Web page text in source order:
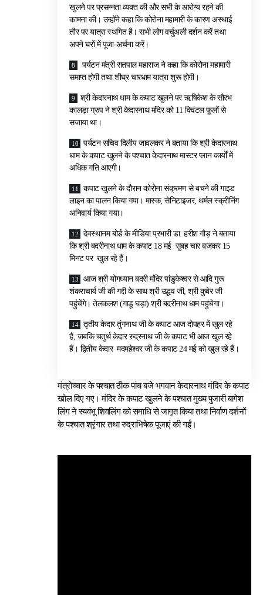
खुलने पर प्रसन्नता व्यक्त की और सभी के आरोग्य रहने की
कामना की। उन्होंने कहा कि कोरोना महामारी के कारण अस्थाई
तौर पर यात्रा स्थगित है। सभी लोग वर्चुअली दर्शन करें तथा
अपने घरों में पूजा-अर्चना करें।
पर्यटन मंत्री सतपाल महाराज ने कहा कि कोरोना महामारी
समाप्त होगी तथा शीघ्र चारधाम यात्रा शुरू होगी।
श्री केदारनाथ धाम के कपाट खुलने पर ऋषिकेश के सौरभ
कालड़ा ग्रुप ने श्री केदारनाथ मंदिर को 11 क्विंटल फूलों से
सजाया था।
पर्यटन सचिव दिलीप जावलकर ने बताया कि श्री केदारनाथ
धाम के कपाट खुलने के पश्चात केदारनाथ मास्टर प्लान कार्यों में
अधिक गति आएगी।
कपाट खुलने के दौरान कोरोना संक्रमण से बचने की गाइड
लाइन का पालन किया गया। मास्क, सेनिटाइजर, थर्मल स्क्रीनिंग
अनिवार्य किया गया।
देवस्थानम बोर्ड के मीडिया प्रभारी डा. हरीश गौड़ ने बताया
कि श्री बदरीनाथ धाम के कपाट 18 मई सुबह चार बजकर 15
मिनट पर खुल रहे हैं।
आज श्री योगध्यान बदरी मंदिर पांडुकेश्वर से आदि गुरू
शंकराचार्य जी की गद्दी के साथ श्री उद्धव जी, श्री कुबेर जी
पहुंचेंगे। तेलकलश (गाडू घड़ा) श्री बदरीनाथ धाम पहुंचेगा।
तृतीय केदार तुंगनाथ जी के कपाट आज दोपहर में खुल रहे
हैं, जबकि चतुर्थ केदार रुद्रनाथ जी के कपाट भी आज खुल रहे
हैं। द्वितीय केदार मदमहेश्वर जी के कपाट 24 मई को खुल रहे हैं।
मंत्रोच्चार के पश्चात ठीक पांच बजे भगवान केदारनाथ मंदिर के कपाट
खोल दिए गए। मंदिर के कपाट खुलने के पश्चात मुख्य पुजारी बागेश
लिंग ने स्यवंभू शिवलिंग को समाधि से जागृत किया तथा निर्वाण दर्शनों
के पश्चात श्रृंगार तथा रुद्राभिषेक पूजाएं की गईं।